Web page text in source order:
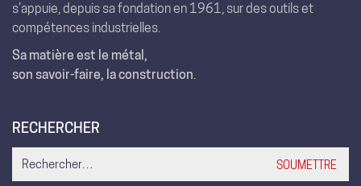
s’appuie, depuis sa fondation en 1961, sur des outils et
compétences industrielles.
Sa matière est le métal,
son savoir-faire, la construction
RECHERCHER
Search
for: